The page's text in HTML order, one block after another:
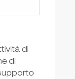
di
di